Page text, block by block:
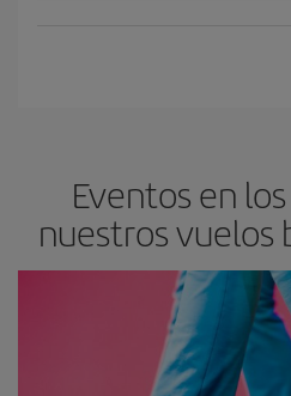
Eventos en
nuestros vuelos